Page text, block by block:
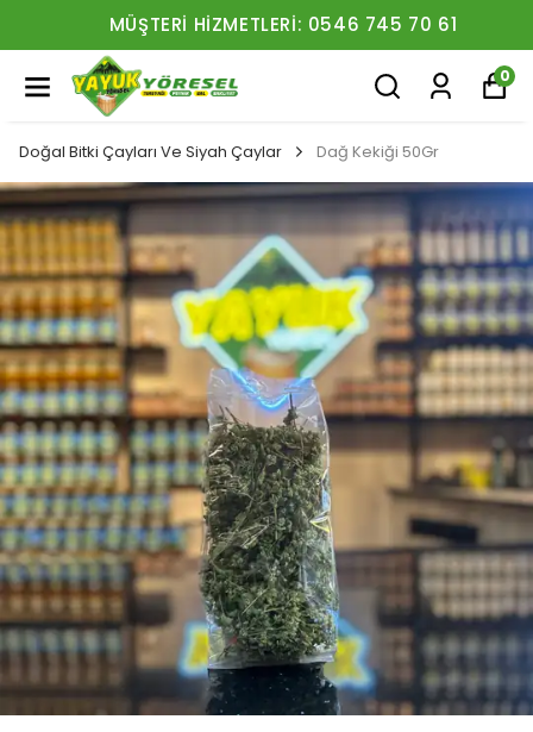
MÜŞTERI HIZMETLERI: 0546 745 70 61
0
Doğal Bitki Çayları Ve Siyah Çaylar Dağ Kekiği 50Gr